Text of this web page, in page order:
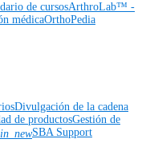
de cursosArthroLab™ -
médicaOrthoPedia
Divulgación de la cadena
de productosGestión de
SBA Support